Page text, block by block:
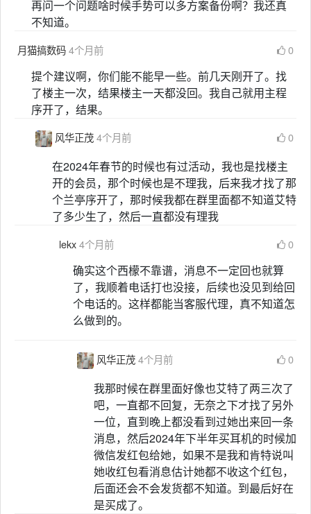
再问一个问题啥时候手势可以多方案备份啊？我还真
不知道。
月猫搞数码4个月前 0
提个建议啊，你们能不能早一些。前几天刚开了。找
了楼主一次，结果楼主一天都没回。我自己就用主程
序开了，结果。
风华正茂4个月前 0
在2024年春节的时候也有过活动，我也是找楼主
开的会员，那个时候也是不理我，后来我才找了那
个兰亭序开了，那时候我都在群里面都不知道艾特
了多少生了，然后一直都没有理我
lekx4个月前 0
确实这个西檬不靠谱，消息不一定回也就算
了，我顺着电话打也没接，后续也没见到给回
个电话的。这样都能当客服代理，真不知道怎
么做到的。
风华正茂4个月前 0
我那时候在群里面好像也艾特了两三次了
吧，一直都不回复，无奈之下才找了另外
一位，直到晚上都没看到过她出来回一条
消息，然后2024年下半年买耳机的时候加
微信发红包给她，如果不是我和肯特说叫
她收红包看消息估计她都不收这个红包，
后面还会不会发货都不知道。到最后好在
是买成了。